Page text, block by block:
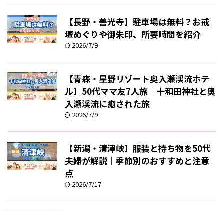
【長野・善光寺】駐車場は無料？お戒
壇めぐりや御朱印、所要時間を紹介
2026/7/9
【青森・星野リゾート奥入瀬渓流ホテ
ル】50代ママ友7人旅｜十和田神社と奥
入瀬渓流に癒された旅
2026/7/9
【新潟・清津峡】服装と持ち物を50代
夫婦が解説｜季節別のおすすめと注意
点
2026/7/17